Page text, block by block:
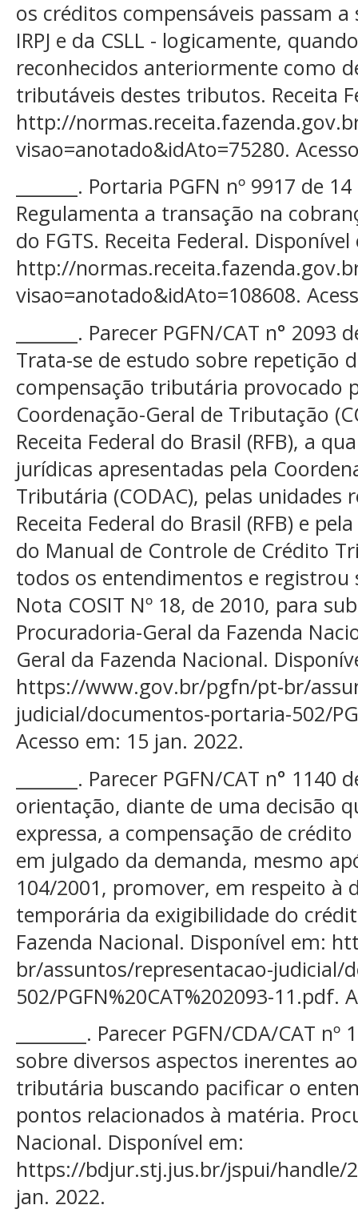
os créditos compensáveis passam
IRPJ e da CSLL - logicamente,
reconhecidos anteriormente como
tributáveis destes tributos. Receita
http://
visao=anotado&idAto=75280.
_______. Portaria PGFN nº 9917 de
Regulamenta a transação na
do FGTS. Receita Federal. Disponível
http://
visao=anotado&idAto=108608.
_______. Parecer PGFN/CAT n°
Trata-se de estudo sobre repetição
compensação tributária provocado
Coordenação-Geral de Tributação
Receita Federal do Brasil (RFB), a
jurídicas apresentadas pela
Tributária (CODAC), pelas unidades
Receita Federal do Brasil (RFB) e
do Manual de Controle de Crédito
todos os entendimentos e registrou
Nota COSIT Nº 18, de 2010, para
Procuradoria-Geral da Fazenda
Geral da Fazenda Nacional.
https://www.gov.br/pgfn/pt-br/
judicial/documentos-portaria-502/
Acesso em: 15 jan. 2022.
_______. Parecer PGFN/CAT n°
orientação, diante de uma decisão
expressa, a compensação de
em julgado da demanda, mesmo
104/2001, promover, em respeito à
temporária da exigibilidade do
Fazenda Nacional. Disponível em:
br/assuntos/representacao-judicial/
502/PGFN%20CAT%202093-11.pdf.
________. Parecer PGFN/CDA/CAT
sobre diversos aspectos inerentes
tributária buscando pacificar o
pontos relacionados à matéria.
Nacional. Disponível em:
https://bdjur.stj.jus.br/jspui/handle/
jan. 2022.